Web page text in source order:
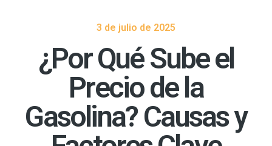
3 de julio de 2025
¿Por Qué Sube el
Precio de la
Gasolina? Causas y